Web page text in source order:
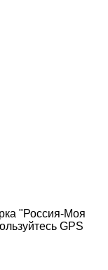
"Россия-Моя
GPS